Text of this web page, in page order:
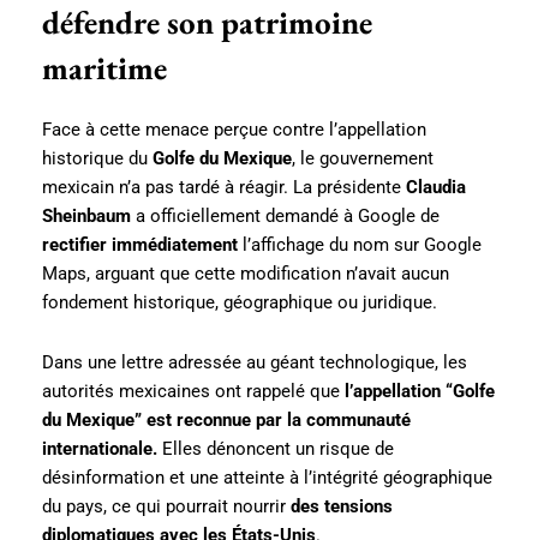
défendre son patrimoine
maritime
Face à cette menace perçue contre l’appellation
historique du Golfe du Mexique, le gouvernement
mexicain n’a pas tardé à réagir. La présidente Claudia
Sheinbaum a officiellement demandé à Google de
rectifier immédiatement l’affichage du nom sur Google
Maps, arguant que cette modification n’avait aucun
fondement historique, géographique ou juridique.
Dans une lettre adressée au géant technologique, les
autorités mexicaines ont rappelé que l’appellation “Golfe
du Mexique” est reconnue par la communauté
internationale. Elles dénoncent un risque de
désinformation et une atteinte à l’intégrité géographique
du pays, ce qui pourrait nourrir des tensions
diplomatiques avec les États-Unis.